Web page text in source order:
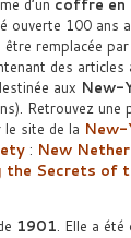
d’un coffre en
ouverte 100 ans
être remplacée
des articles
aux New-
Retrouvez une
le site de la New-
: New
the Secrets of
1901. Elle a été